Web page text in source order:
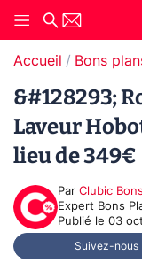
Accueil Bons
&#128293;
Laveur
lieu de 349€
Par Clubic
Expert Bons
Publié le 03
Suivez-nous